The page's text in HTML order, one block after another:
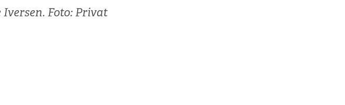
Foto: Privat